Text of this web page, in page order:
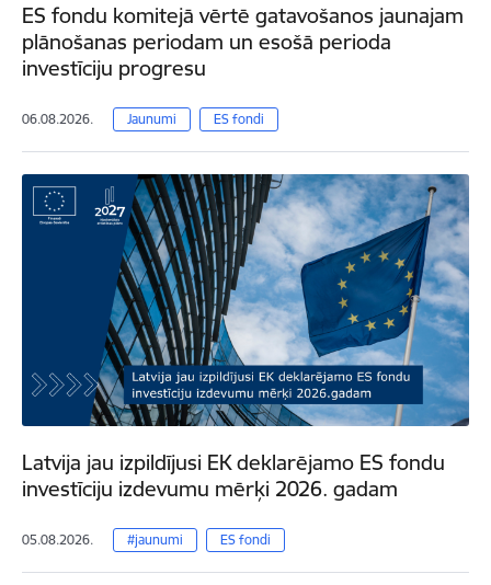
ES fondu komitejā vērtē gatavošanos jaunajam
plānošanas periodam un esošā perioda
investīciju progresu
06.08.2026. Jaunumi ES fondi
Latvija jau izpildījusi EK deklarējamo ES fondu
investīciju izdevumu mērķi 2026. gadam
05.08.2026. #jaunumi ES fondi